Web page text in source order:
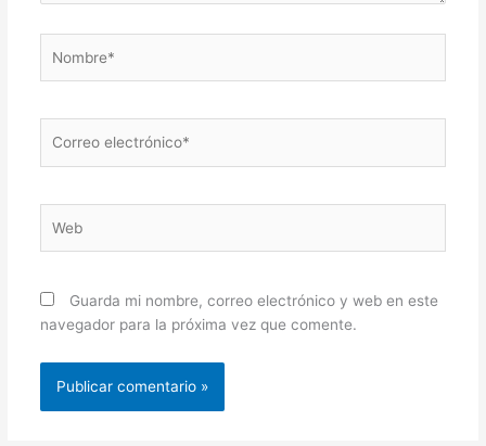
electrónico*
Guarda mi nombre, correo electrónico y web en este
navegador para la próxima vez que comente.